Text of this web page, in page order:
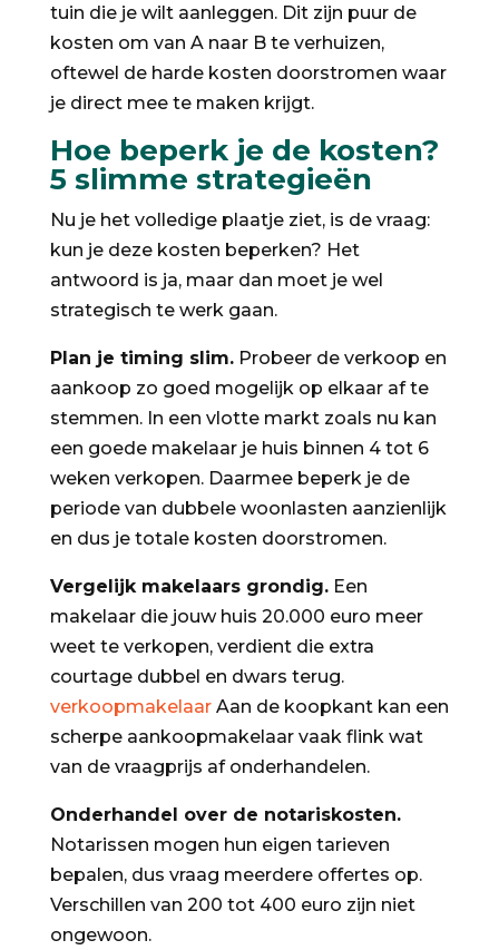
tuin die je wilt aanleggen. Dit zijn puur de
kosten om van A naar B te verhuizen,
oftewel de harde kosten doorstromen waar
je direct mee te maken krijgt.
Hoe beperk je de kosten?
5 slimme strategieën
Nu je het volledige plaatje ziet, is de vraag:
kun je deze kosten beperken? Het
antwoord is ja, maar dan moet je wel
strategisch te werk gaan.
Plan je timing slim.Probeer de verkoop en
aankoop zo goed mogelijk op elkaar af te
stemmen. In een vlotte markt zoals nu kan
een goede makelaar je huis binnen 4 tot 6
weken verkopen. Daarmee beperk je de
periode van dubbele woonlasten aanzienlijk
en dus je totale kosten doorstromen.
Vergelijk makelaars grondig.Een
makelaar die jouw huis 20.000 euro meer
weet te verkopen, verdient die extra
courtage dubbel en dwars terug.
verkoopmakelaarAan de koopkant kan een
scherpe aankoopmakelaar vaak flink wat
van de vraagprijs af onderhandelen.
Onderhandel over de notariskosten.
Notarissen mogen hun eigen tarieven
bepalen, dus vraag meerdere offertes op.
Verschillen van 200 tot 400 euro zijn niet
ongewoon.